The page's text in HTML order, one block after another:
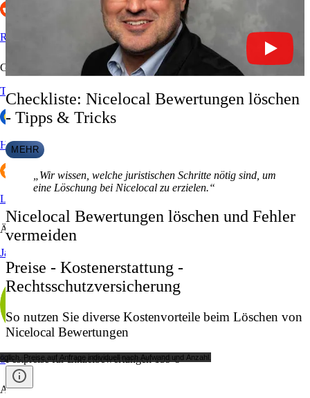
Reddit
Gastronomie & Hotels
Tripadvisor
HolidayCheck
Lieferando
Ärzte
Jameda
Sanego
Arbeitgeberportale
fragen Sie bitte Ihren Steuerberater.
Preise
Checkliste: Nicelocal Bewertungen löschen
- Tipps & Tricks
MEHR
„Wir wissen, welche juristischen Schritte nötig sind, um
eine Löschung bei Nicelocal zu erzielen.“
Nicelocal Bewertungen löschen und Fehler
vermeiden
Preise - Kostenerstattung -
Rechtsschutzversicherung
So nutzen Sie diverse Kostenvorteile beim Löschen von
Nicelocal Bewertungen
Festpreise für Einzelbewertungen 159 €
Preise auf Anfrage individuell nach Aufwand und Anzahl.